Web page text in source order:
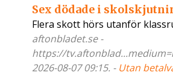
Sex dödade i
Flera skott hörs utanför
aftonbladet.se -
https://
2026-08-07 09:15. - Utan